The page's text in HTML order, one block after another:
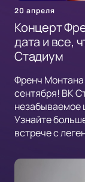
20 апреля
Концерт
дата и все,
Стадиум
Френч Монтана
сентября! ВК
незабываемое
Узнайте
встрече с